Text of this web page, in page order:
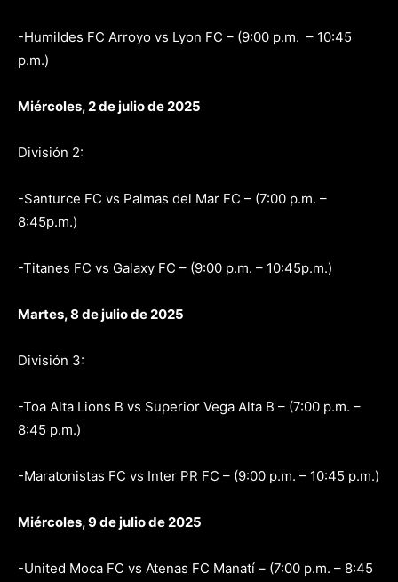
-Humildes FC Arroyo vs Lyon FC – (9:00 p.m. – 10:45
p.m.)
Miércoles, 2 de julio de 2025
División 2:
-Santurce FC vs Palmas del Mar FC – (7:00 p.m. –
8:45p.m.)
-Titanes FC vs Galaxy FC – (9:00 p.m. – 10:45p.m.)
Martes, 8 de julio de 2025
División 3:
-Toa Alta Lions B vs Superior Vega Alta B – (7:00 p.m. –
8:45 p.m.)
-Maratonistas FC vs Inter PR FC – (9:00 p.m. – 10:45 p.m.)
Miércoles, 9 de julio de 2025
-United Moca FC vs Atenas FC Manatí – (7:00 p.m. – 8:45